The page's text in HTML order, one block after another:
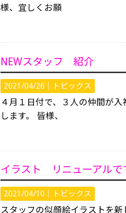
様、宜しくお願
NEWスタッフ 紹介
2021/04/26｜ トピックス
４月１日付で、３人の仲間が
します。 皆様、
イラスト リニューアルで
2021/04/10｜ トピックス
スタッフの似顔絵イラストを